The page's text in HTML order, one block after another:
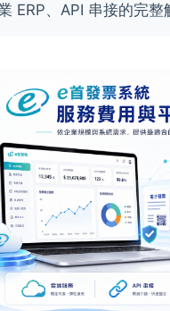
ERP、API 串接的完